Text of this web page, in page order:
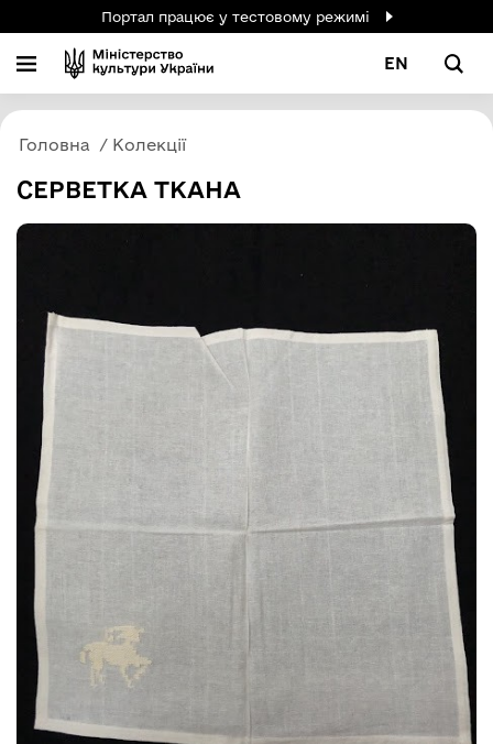
Портал працює у тестовому режимі
EN
Головна Колекції
СЕРВЕТКА ТКАНА